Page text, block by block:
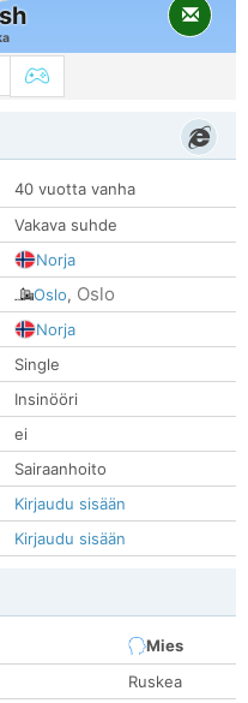
40 vuotta vanha
Vakava suhde
Norja
Oslo, Oslo
Norja
Single
Insinööri
ei
Sairaanhoito
Kirjaudu sisään
Kirjaudu sisään
Mies
Ruskea